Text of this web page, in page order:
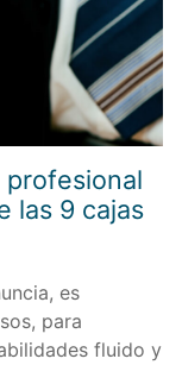
profesional
las 9 cajas
es
para
fluido y